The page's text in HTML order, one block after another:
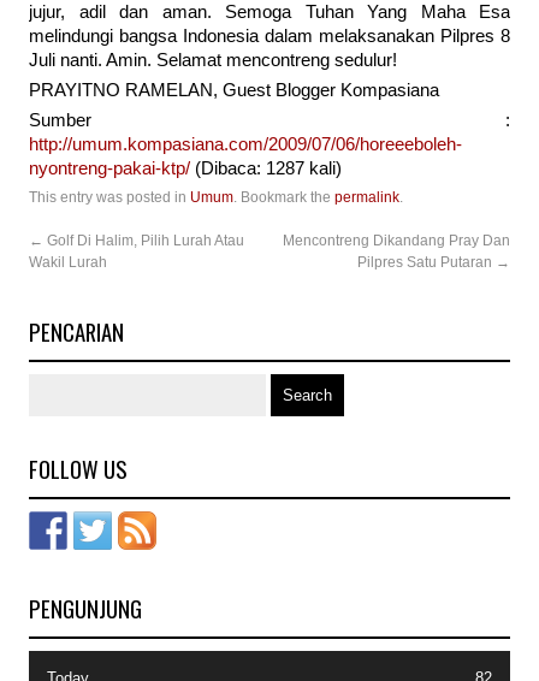
jujur, adil dan aman. Semoga Tuhan Yang Maha Esa
melindungi bangsa Indonesia dalam melaksanakan Pilpres 8
Juli nanti. Amin. Selamat mencontreng sedulur!
PRAYITNO RAMELAN, Guest Blogger Kompasiana
Sumber :
http://umum.kompasiana.com/2009/07/06/horeeeboleh-
nyontreng-pakai-ktp/ (Dibaca: 1287 kali)
This entry was posted in Umum. Bookmark the permalink.
← Golf Di Halim, Pilih Lurah Atau
Wakil Lurah
Mencontreng Dikandang Pray Dan
Pilpres Satu Putaran →
PENCARIAN
FOLLOW US
PENGUNJUNG